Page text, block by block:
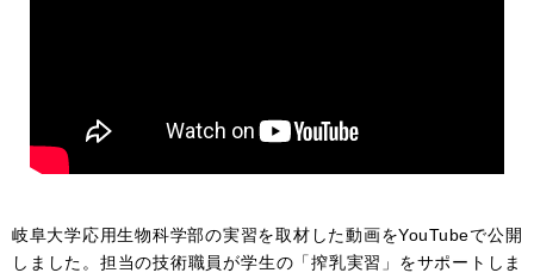
岐阜大学応用生物科学部の実習を取材した動画をYouTubeで公開
しました。担当の技術職員が学生の「搾乳実習」をサポートしま